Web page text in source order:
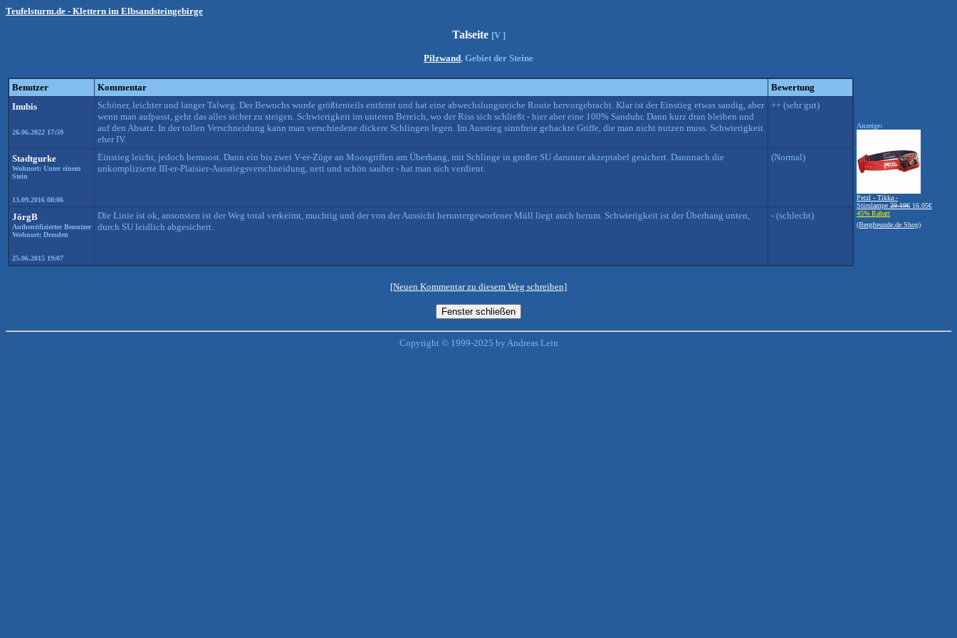
Teufelsturm.de - Klettern im Elbsandsteingebirge
Talseite [V ]
Pilzwand, Gebiet der Steine
Benutzer Kommentar
Bewertung
Inubis
26.06.2022 17:59
Schöner, leichter und langer Talweg. Der Bewuchs wurde größtenteils entfernt und hat eine abwechslungsreiche Route hervorgebracht. Klar ist der Einstieg etwas sandig, aber
wenn man aufpasst, geht das alles sicher zu steigen. Schwierigkeit im unteren Bereich, wo der Riss sich schließt - hier aber eine 100% Sanduhr. Dann kurz dran bleiben und
auf den Absatz. In der tollen Verschneidung kann man verschiedene dickere Schlingen legen. Im Ausstieg sinnfreie gehackte Griffe, die man nicht nutzen muss. Schwierigkeit
eher IV.
++ (sehr gut)
Stadtgurke
Wohnort: Unter einem
Stein
13.09.2016 08:06
Einstieg leicht, jedoch bemoost. Dann ein bis zwei V-er-Züge an Moosgriffen am Überhang, mit Schlinge in großer SU darunter akzeptabel gesichert. Dannnach die
unkomplizierte III-er-Plaisier-Ausstiegsverschneidung, nett und schön sauber - hat man sich verdient.
(Normal)
JörgB
Authentifizierter Benutzer
Wohnort: Dresden
25.06.2015 19:07
Die Linie ist ok, ansonsten ist der Weg total verkeimt, muchtig und der von der Aussicht heruntergeworfener Müll liegt auch herum. Schwierigkeit ist der Überhang unten,
durch SU leidlich abgesichert.
- (schlecht)
Anzeige:
Petzl - Tikka -
Stirnlampe 29.19€ 16.05€
45% Rabatt
(Bergfreunde.de Shop)
[Neuen Kommentar zu diesem Weg schreiben]
Copyright © 1999-2025 by Andreas Lein